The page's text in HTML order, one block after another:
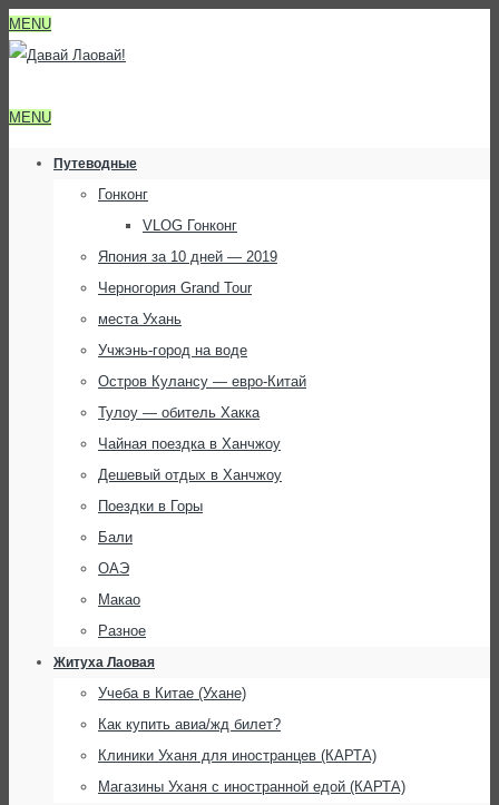
MENU
MENU
Путеводные
Гонконг
VLOG Гонконг
Япония за 10 дней — 2019
Черногория Grand Tour
места Ухань
Учжэнь-город на воде
Остров Кулансу — евро-Китай
Тулоу — обитель Хакка
Чайная поездка в Ханчжоу
Дешевый отдых в Ханчжоу
Поездки в Горы
Бали
ОАЭ
Макао
Разное
Житуха Лаовая
Учеба в Китае (Ухане)
Как купить авиа/жд билет?
Клиники Уханя для иностранцев (КАРТА)
Магазины Уханя с иностранной едой (КАРТА)